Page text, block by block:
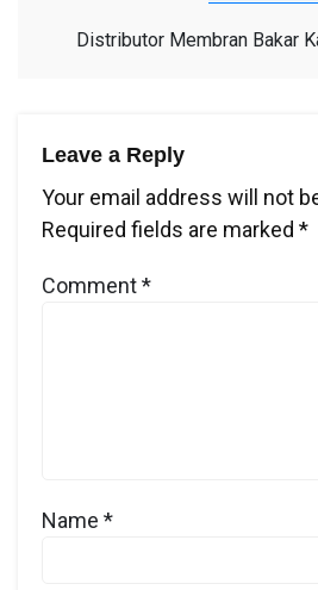
Distributor Membran Bakar
Leave a Reply
Your email address will not
Required fields are marked *
Comment*
Name *